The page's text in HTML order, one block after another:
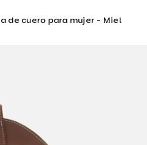
de cuero para mujer - Miel